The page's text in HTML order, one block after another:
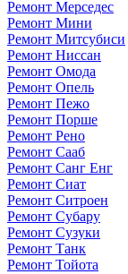
Ремонт Мерседес
Ремонт Мини
Ремонт Митсубиси
Ремонт Ниссан
Ремонт Омода
Ремонт Опель
Ремонт Пежо
Ремонт Порше
Ремонт Рено
Ремонт Сааб
Ремонт Санг Енг
Ремонт Сиат
Ремонт Ситроен
Ремонт Субару
Ремонт Сузуки
Ремонт Танк
Ремонт Тойота